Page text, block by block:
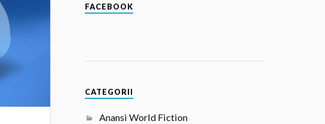
FACEBOOK
CATEGORII
Anansi World Fiction